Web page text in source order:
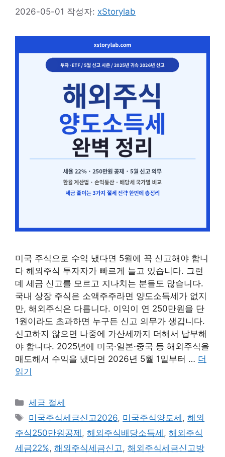
2026-05-01 작성자: xStorylab
미국 주식으로 수익 냈다면 5월에 꼭 신고해야 합니
다 해외주식 투자자가 빠르게 늘고 있습니다. 그런
데 세금 신고를 모르고 지나치는 분들도 많습니다.
국내 상장 주식은 소액주주라면 양도소득세가 없지
만, 해외주식은 다릅니다. 이익이 연 250만원을 단
1원이라도 초과하면 누구든 신고 의무가 생깁니다.
신고하지 않으면 나중에 가산세까지 더해서 납부해
야 합니다. 2025년에 미국·일본·중국 등 해외주식을
매도해서 수익을 냈다면 2026년 5월 1일부터 … 더
읽기
카
테
고
리
세금 절세
태
그
미국주식세금신고2026, 미국주식양도세 ,해외
주식250만원공제 , 해외주식배당소득세 , 해외주식
세금22%, 해외주식세금신고 , 해외주식세금신고방